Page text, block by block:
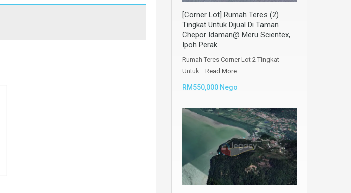
[Corner Lot] Rumah Teres (2)
Tingkat Untuk Dijual Di Taman
Chepor Idaman@ Meru Scientex,
Ipoh Perak
Rumah Teres Corner Lot 2 Tingkat
Untuk… Read More
RM550,000 Nego